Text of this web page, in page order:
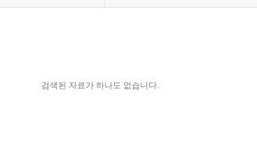
검색된 자료가 하나도 없습니다.